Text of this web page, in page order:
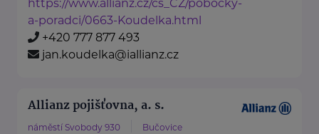
https://www.allianz.cz/cs_CZ/pobocky-
a-poradci/0663-Koudelka.html
+420 777 877 493
jan.koudelka@iallianz.cz
Allianz pojišťovna, a. s.
náměstí Svobody 930 Bučovice